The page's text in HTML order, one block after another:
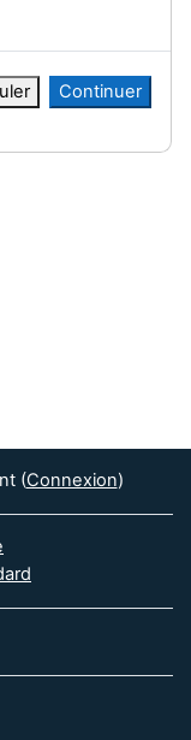
Continuer
(Connexion)